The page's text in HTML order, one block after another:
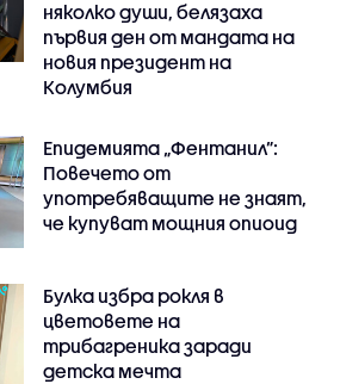
няколко души, белязаха
първия ден от мандата на
новия президент на
Колумбия
Епидемията „Фентанил”:
Повечето от
употребяващите не знаят,
че купуват мощния опиоид
Булка избра рокля в
цветовете на
трибагреника заради
детска мечта